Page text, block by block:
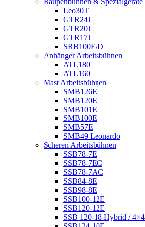
Raupenbühnen & Spezialgeräte
Leo30T
GTR24J
GTR20J
GTR17J
SRB100E/D
Anhänger Arbeitsbühnen
ATL180
ATL160
Mast Arbeitsbühnen
SMB126E
SMB120E
SMB101E
SMB100E
SMB57E
SMB49 Leonardo
Scheren Arbeitsbühnen
SSB78-7E
SSB78-7EC
SSB78-7AC
SSB84-8E
SSB98-8E
SSB100-12E
SSB120-12E
SSB 120-18 Hybrid / 4×4